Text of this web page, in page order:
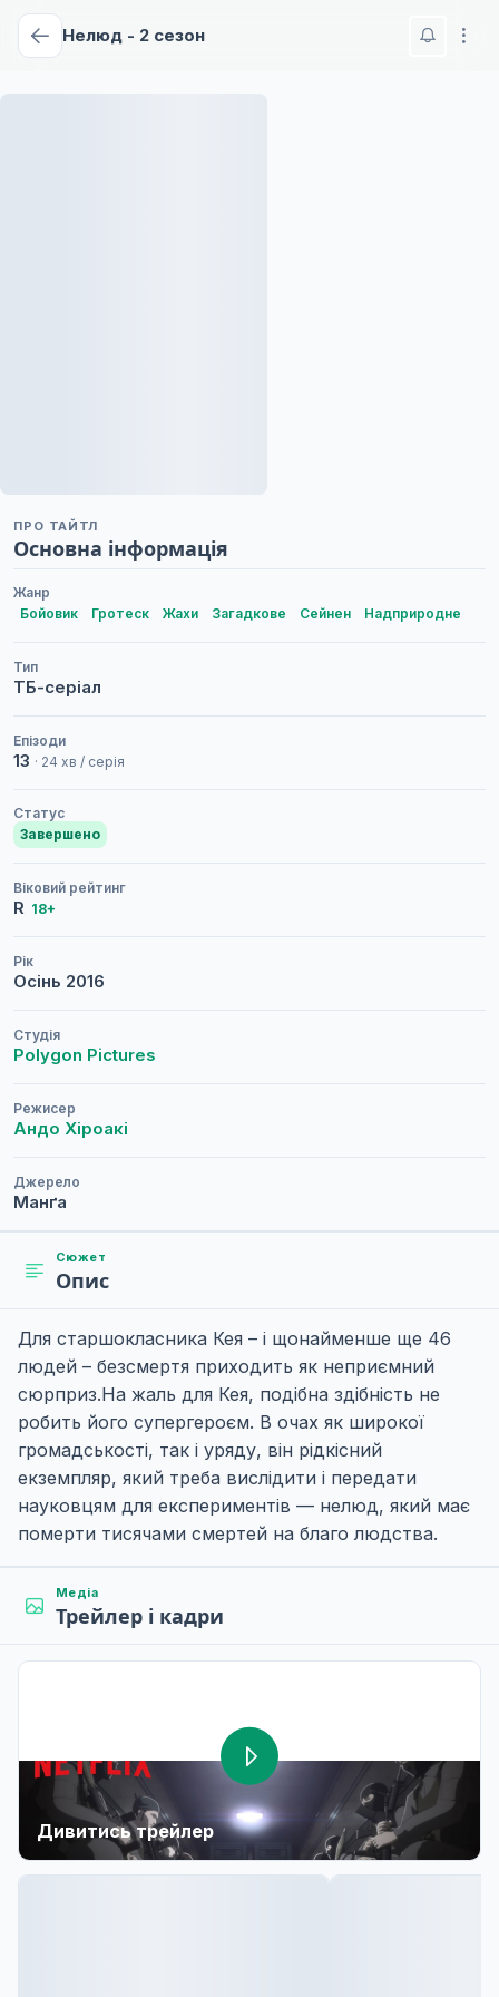
Нелюд - 2 сезон
ПРО ТАЙТЛ
Основна інформація
Жанр
Бойовик
Гротеск Жахи Загадкове Сейнен Надприродне
Тип
ТБ-серіал
Епізоди
13 · 24 хв / серія
Статус
Завершено
Віковий рейтинг
R 18+
Рік
Осінь 2016
Студія
Polygon Pictures
Режисер
Андо Хіроакі
Джерело
Манґа
Сюжет
Опис
Для старшокласника Кея – і щонайменше ще 46
людей – безсмертя приходить як неприємний
сюрприз.На жаль для Кея, подібна здібність не
робить його супергероєм. В очах як широкої
громадськості, так і уряду, він рідкісний
екземпляр, який треба вислідити і передати
науковцям для експериментів — нелюд, який має
померти тисячами смертей на благо людства.
Медіа
Трейлер і кадри
Дивитись трейлер